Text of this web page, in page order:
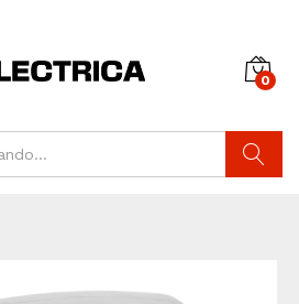
0